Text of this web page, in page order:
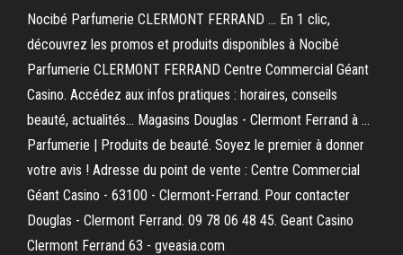
Nocibé Parfumerie CLERMONT FERRAND … En 1 clic,
découvrez les promos et produits disponibles à Nocibé
Parfumerie CLERMONT FERRAND Centre Commercial Géant
Casino. Accédez aux infos pratiques : horaires, conseils
beauté, actualités... Magasins Douglas - Clermont Ferrand à …
Parfumerie | Produits de beauté. Soyez le premier à donner
votre avis ! Adresse du point de vente : Centre Commercial
Géant Casino - 63100 - Clermont-Ferrand. Pour contacter
Douglas - Clermont Ferrand. 09 78 06 48 45. Geant Casino
Clermont Ferrand 63 - gveasia.com